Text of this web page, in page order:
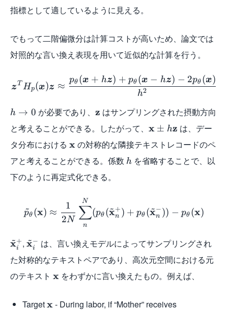
指標として適しているように見える。
でもって二階偏微分は計算コストが高いため、論文では
対照的な言い換え表現を用いて近似的な計算を行う。
zT Hp(x)z ≈
h2
pθ (x + hz) + pθ (x − hz) − 2pθ (x)
h → 0 が必要であり、 z はサンプリングされた摂動方向
と考えることができる。したがって、 x ± hz は、デー
タ分布における xの対称的な隣接テキストレコードのペ
アと考えることができる。係数 h を省略することで、以
下のように再定式化できる。
p
~
θ (x) ≈
2N
1
n
∑
N
(pθ (x
~
n
+) + pθ (x
~
n
−)) − pθ (x)
x
~
i
+, x
~
i
− は、言い換えモデルによってサンプリングされ
た対称的なテキストペアであり、高次元空間における元
のテキスト x をわずかに言い換えたもの。例えば、
Targetx- During labor, if “Mother” receives